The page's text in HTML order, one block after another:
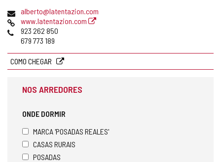
Endereço
de
email
alberto@latentazion.com
Pagina
web
www.latentazion.com
Telefones
923 262 850
679 773 189
COMO CHEGAR
NOS ARREDORES
ONDE DORMIR
MARCA 'POSADAS REALES'
CASAS RURAIS
POSADAS